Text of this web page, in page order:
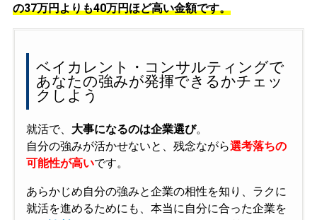
の37万円よりも40万円ほど高い金額です。
ベイカレント・コンサルティングで
あなたの強みが発揮できるかチェッ
クしよう
就活で、 大事になるのは企業選び。
自分の強みが活かせないと、残念ながら選考落ちの
可能性が高いです。
あらかじめ自分の強みと企業の相性を知り、ラクに
就活を進めるためにも、本当に自分に合った企業を